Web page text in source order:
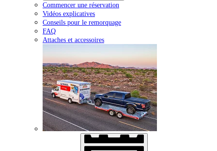
Commencer une réservation
Vidéos explicatives
Conseils pour le remorquage
FAQ
Attaches et accessoires